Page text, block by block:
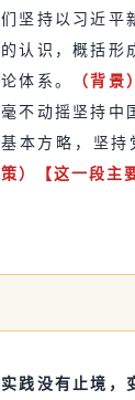
们坚持以习近平
的认识，概括形
论体系。
（背景
毫不动摇坚持中
基本方略，坚持
策）【这一段主
实践没有止境，